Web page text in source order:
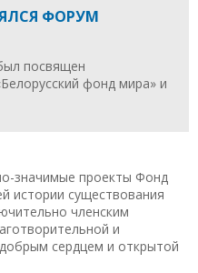
ФОРУМ
посвящен
фонд мира» и
значимые проекты Фонд
истории существования
членским
и
сердцем и открытой